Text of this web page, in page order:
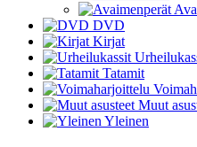
DVD
Kirjat
Tatamit
Muut
Yleinen